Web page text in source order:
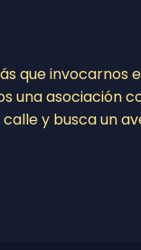
que invocarnos
una asociación
y busca un